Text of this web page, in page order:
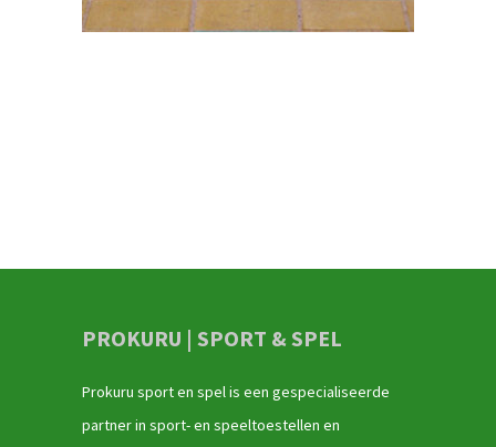
PROKURU | SPORT & SPEL
Prokuru sport en spel is een gespecialiseerde
partner in sport- en speeltoestellen en